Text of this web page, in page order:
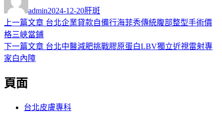
者
admin佈
日
2024-12-20類
肝斑
文
章
導
覽
上一篇文章 上
篇
台北企業貸款自備行海菲秀傳統腹部整型手術價
格三峽當鋪
下一篇文章 下
台北中醫減肥挑戰膠原蛋白LBV獨立近視雷射專
家白內障
頁面
台北皮膚專科